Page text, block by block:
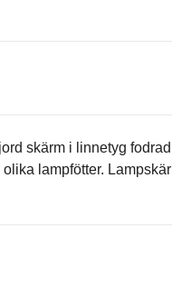
skärm i linnetyg fodrad
lampfötter.